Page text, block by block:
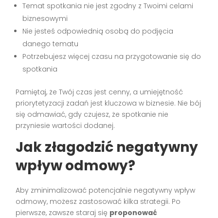
Temat spotkania nie jest zgodny z Twoimi celami
biznesowymi
Nie jesteś odpowiednią osobą do podjęcia
danego tematu
Potrzebujesz więcej czasu na przygotowanie się do
spotkania
Pamiętaj, że Twój czas jest cenny, a umiejętność
priorytetyzacji zadań jest kluczowa w biznesie. Nie bój
się odmawiać, gdy czujesz, że spotkanie nie
przyniesie wartości dodanej.
Jak złagodzić negatywny
wpływ odmowy?
Aby zminimalizować potencjalnie negatywny wpływ
odmowy, możesz zastosować kilka strategii. Po
pierwsze, zawsze staraj się proponować